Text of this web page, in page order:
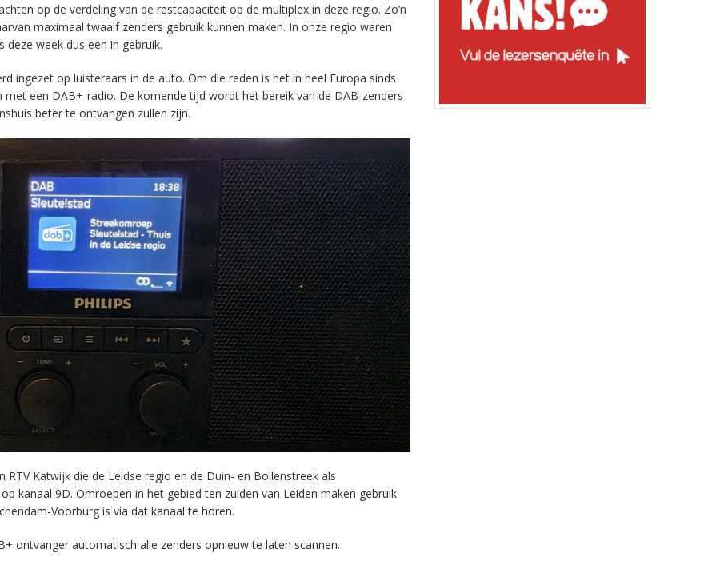
op de verdeling van de restcapaciteit op de multiplex in deze regio. Zo’n
maximaal twaalf zenders gebruik kunnen maken. In onze regio waren
week dus een in gebruik.
ingezet op luisteraars in de auto. Om die reden is het in heel Europa sinds
een DAB+-radio. De komende tijd wordt het bereik van de DAB-zenders
beter te ontvangen zullen zijn.
Katwijk die de Leidse regio en de Duin- en Bollenstreek als
kanaal 9D. Omroepen in het gebied ten zuiden van Leiden maken gebruik
Voorburg is via dat kanaal te horen.
ontvanger automatisch alle zenders opnieuw te laten scannen.